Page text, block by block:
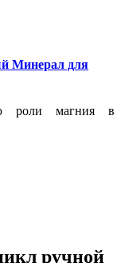
Минерал для
роли магния в
ручной